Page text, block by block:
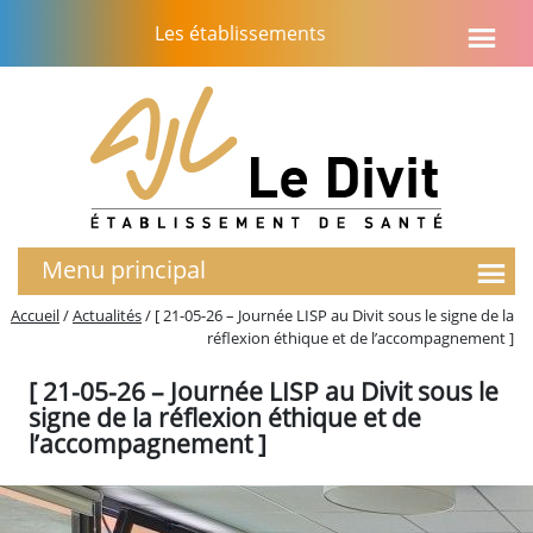
contenu
Les établissements
Menu principal
L’établissement
Notre histoire
Soins Palliatifs
EMASP
Présentation du service
Activités – chiffres clés
Unité de Soins Palliatifs (USP)
Accueil/Actualités/ [ 21-05-26 – Journée LISP au Divit sous le signe de la
réflexion éthique et de l’accompagnement ]
[ 21-05-26 – Journée LISP au Divit sous le
signe de la réflexion éthique et de
l’accompagnement ]